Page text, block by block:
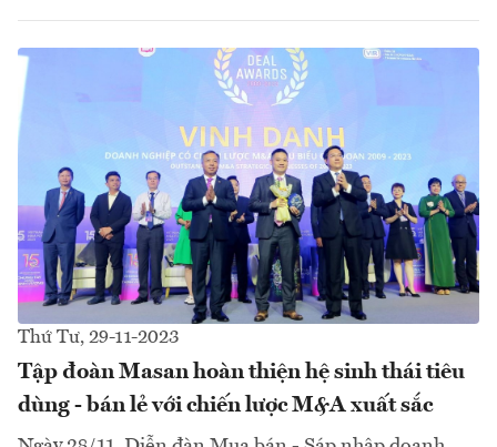
Thứ Tư, 29-11-2023
Tập đoàn Masan hoàn thiện hệ sinh thái tiêu
dùng - bán lẻ với chiến lược M&A xuất sắc